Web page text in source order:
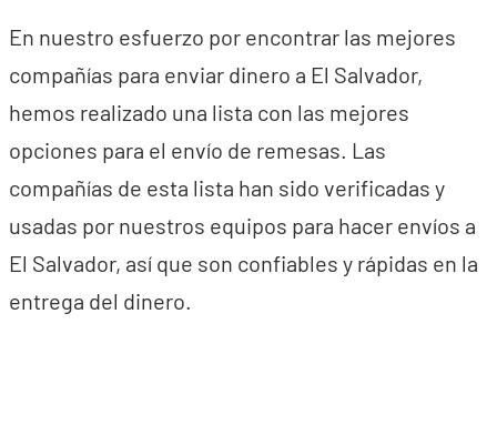
En nuestro esfuerzo por encontrar las mejores
compañías para enviar dinero a El Salvador,
hemos realizado una lista con las mejores
opciones para el envío de remesas. Las
compañías de esta lista han sido verificadas y
usadas por nuestros equipos para hacer envíos a
El Salvador, así que son confiables y rápidas en la
entrega del dinero.